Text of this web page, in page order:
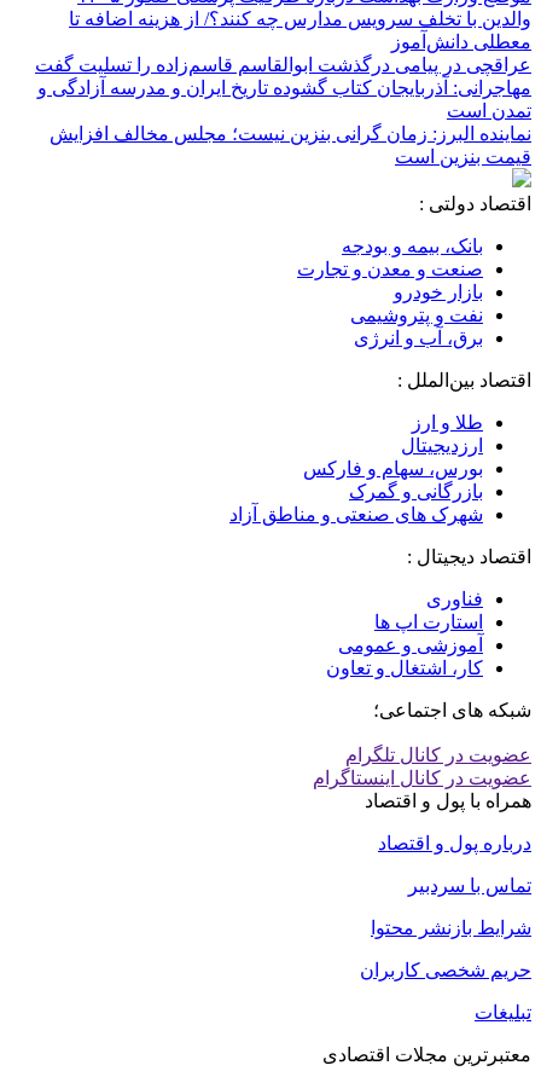
والدین با تخلف سرویس مدارس چه کنند؟/ از هزینه اضافه تا
معطلی دانش‌آموز
عراقچی در پیامی درگذشت ابوالقاسم قاسم‌زاده را تسلیت گفت
مهاجرانی: آذربایجان کتاب گشوده تاریخ ایران و مدرسه آزادگی و
تمدن است
نماینده البرز: زمان گرانی بنزین نیست؛ مجلس مخالف افزایش
قیمت بنزین است
اقتصاد دولتی :
بانک، بیمه و بودجه
صنعت و معدن و تجارت
بازار خودرو
نفت و پتروشیمی
برق، آب و انرژی
اقتصاد بین‌الملل :
طلا و ارز
ارزدیجیتال
بورس، سهام و فارکس
بازرگانی و گمرک
شهرک های صنعتی و مناطق آزاد
اقتصاد دیجیتال :
فناوری
استارت اپ ها
آموزشی و عمومی
کار، اشتغال و تعاون
شبکه های اجتماعی؛
عضویت در کانال تلگرام
عضویت در کانال اینستاگرام
همراه با پول و اقتصاد
درباره پول و اقتصاد
تماس با سردبیر
شرایط بازنشر محتوا
حریم شخصی کاربران
تبلیغات
معتبرترین مجلات اقتصادی